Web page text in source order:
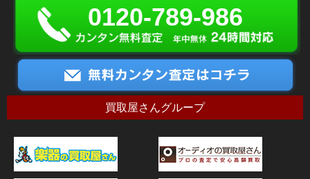
0120-789-986
買取屋さんグループ